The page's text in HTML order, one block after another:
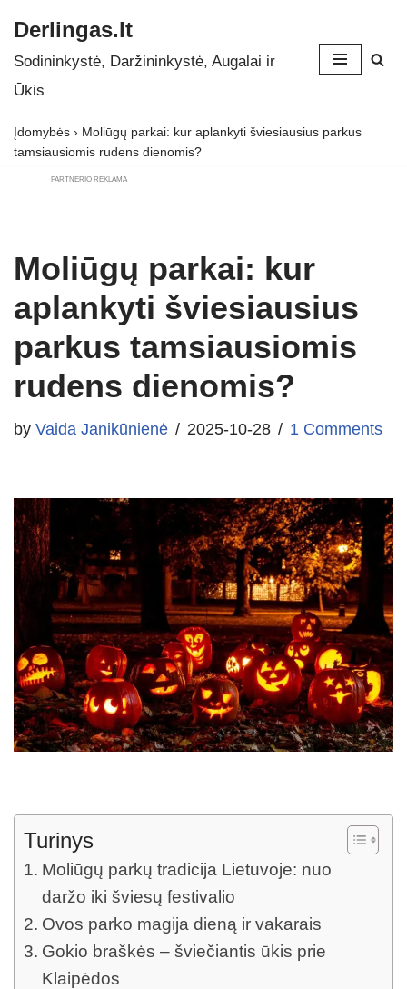
Skip
to
Derlingas.lt
Sodininkystė, Daržininkystė, Augalai ir
Ūkis
Įdomybės › Moliūgų parkai: kur aplankyti šviesiausius parkus
tamsiausiomis rudens dienomis?
PARTNERIO REKLAMA
Moliūgų parkai: kur
aplankyti šviesiausius
parkus tamsiausiomis
rudens dienomis?
by Vaida Janikūnienė 2025-10-28 1 Comments
Turinys
Moliūgų parkų tradicija Lietuvoje: nuo
daržo iki šviesų festivalio
Ovos parko magija dieną ir vakarais
Gokio braškės – šviečiantis ūkis prie
Klaipėdos